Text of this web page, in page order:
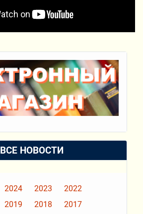
ВСЕ НОВОСТИ
2024 2023
2022
2019 2018
2017